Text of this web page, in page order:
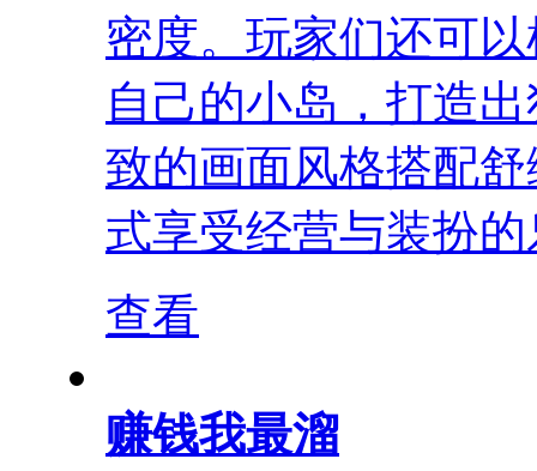
密度。玩家们还可
自己的小岛，打造
致的画面风格搭配
式享受经营与装扮
查看
赚钱我最溜